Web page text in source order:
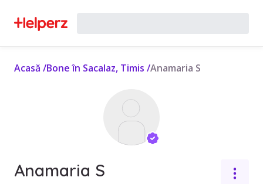
Acasă /Bone în Sacalaz, Timis /Anamaria S
Anamaria S